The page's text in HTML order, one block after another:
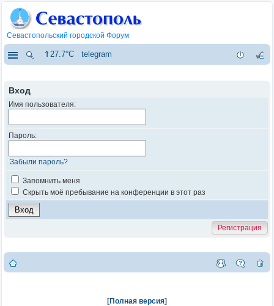
Севастопольский городской Форум
⇑27.7°C telegram
Вход
Имя пользователя:
Пароль:
Забыли пароль?
Запомнить меня
Скрыть моё пребывание на конференции в этот раз
Регистрация
[Полная версия]